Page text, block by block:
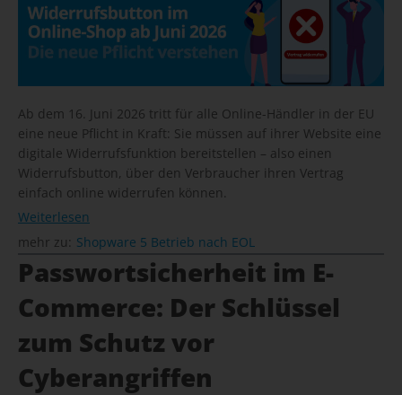
Ab dem 16. Juni 2026 tritt für alle Online-Händler in der EU
eine neue Pflicht in Kraft: Sie müssen auf ihrer Website eine
digitale Widerrufsfunktion bereitstellen – also einen
Widerrufsbutton, über den Verbraucher ihren Vertrag
einfach online widerrufen können.
Weiterlesen
mehr zu: Shopware 5 Betrieb nach EOL
Passwortsicherheit im E-
Commerce: Der Schlüssel
zum Schutz vor
Cyberangriffen